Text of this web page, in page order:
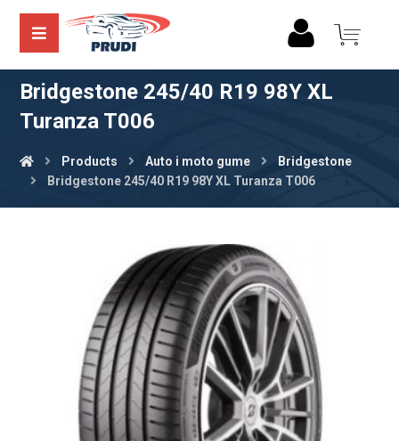
Bridgestone 245/40 R19 98Y XL
Turanza T006
Products Auto i moto gume
Bridgestone
Bridgestone 245/40 R19 98Y XL Turanza T006